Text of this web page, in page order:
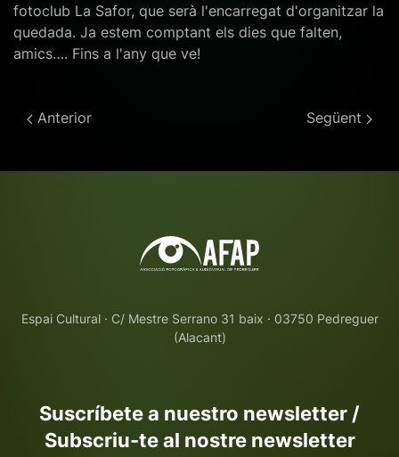
fotoclub La Safor, que serà l'encarregat d'organitzar la
quedada. Ja estem comptant els dies que falten,
amics…. Fins a l'any que ve!
Anterior Següent
Espai Cultural · C/ Mestre Serrano 31 baix · 03750 Pedreguer
(Alacant)
Suscríbete a nuestro newsletter /
Subscriu-te al nostre newsletter